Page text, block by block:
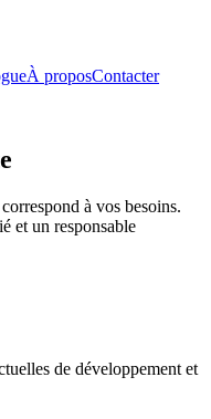
À proposContacter
à vos besoins.
et un responsable
de développement et